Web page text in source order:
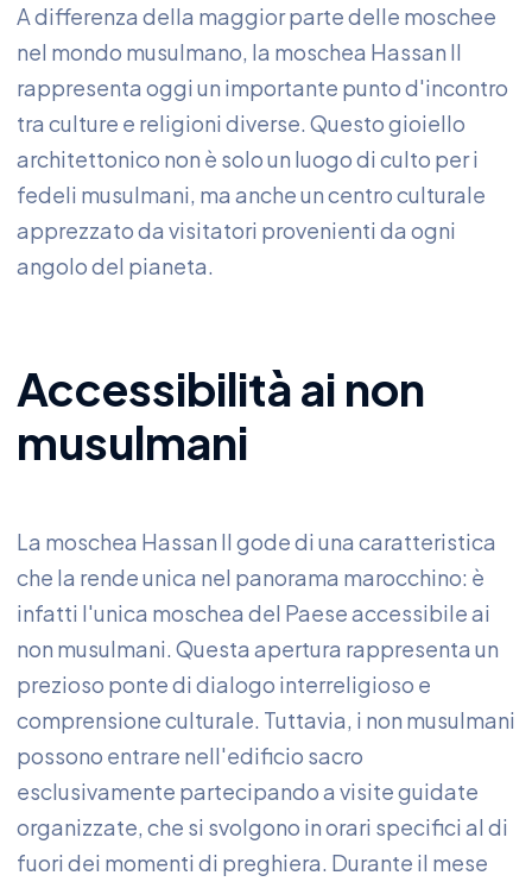
A differenza della maggior parte delle moschee
nel mondo musulmano, la moschea Hassan II
rappresenta oggi un importante punto d'incontro
tra culture e religioni diverse. Questo gioiello
architettonico non è solo un luogo di culto per i
fedeli musulmani, ma anche un centro culturale
apprezzato da visitatori provenienti da ogni
angolo del pianeta.
Accessibilità ai non
musulmani
La moschea Hassan II gode di una caratteristica
che la rende unica nel panorama marocchino: è
infatti l'unica moschea del Paese accessibile ai
non musulmani. Questa apertura rappresenta un
prezioso ponte di dialogo interreligioso e
comprensione culturale. Tuttavia, i non musulmani
possono entrare nell'edificio sacro
esclusivamente partecipando a visite guidate
organizzate, che si svolgono in orari specifici al di
fuori dei momenti di preghiera. Durante il mese